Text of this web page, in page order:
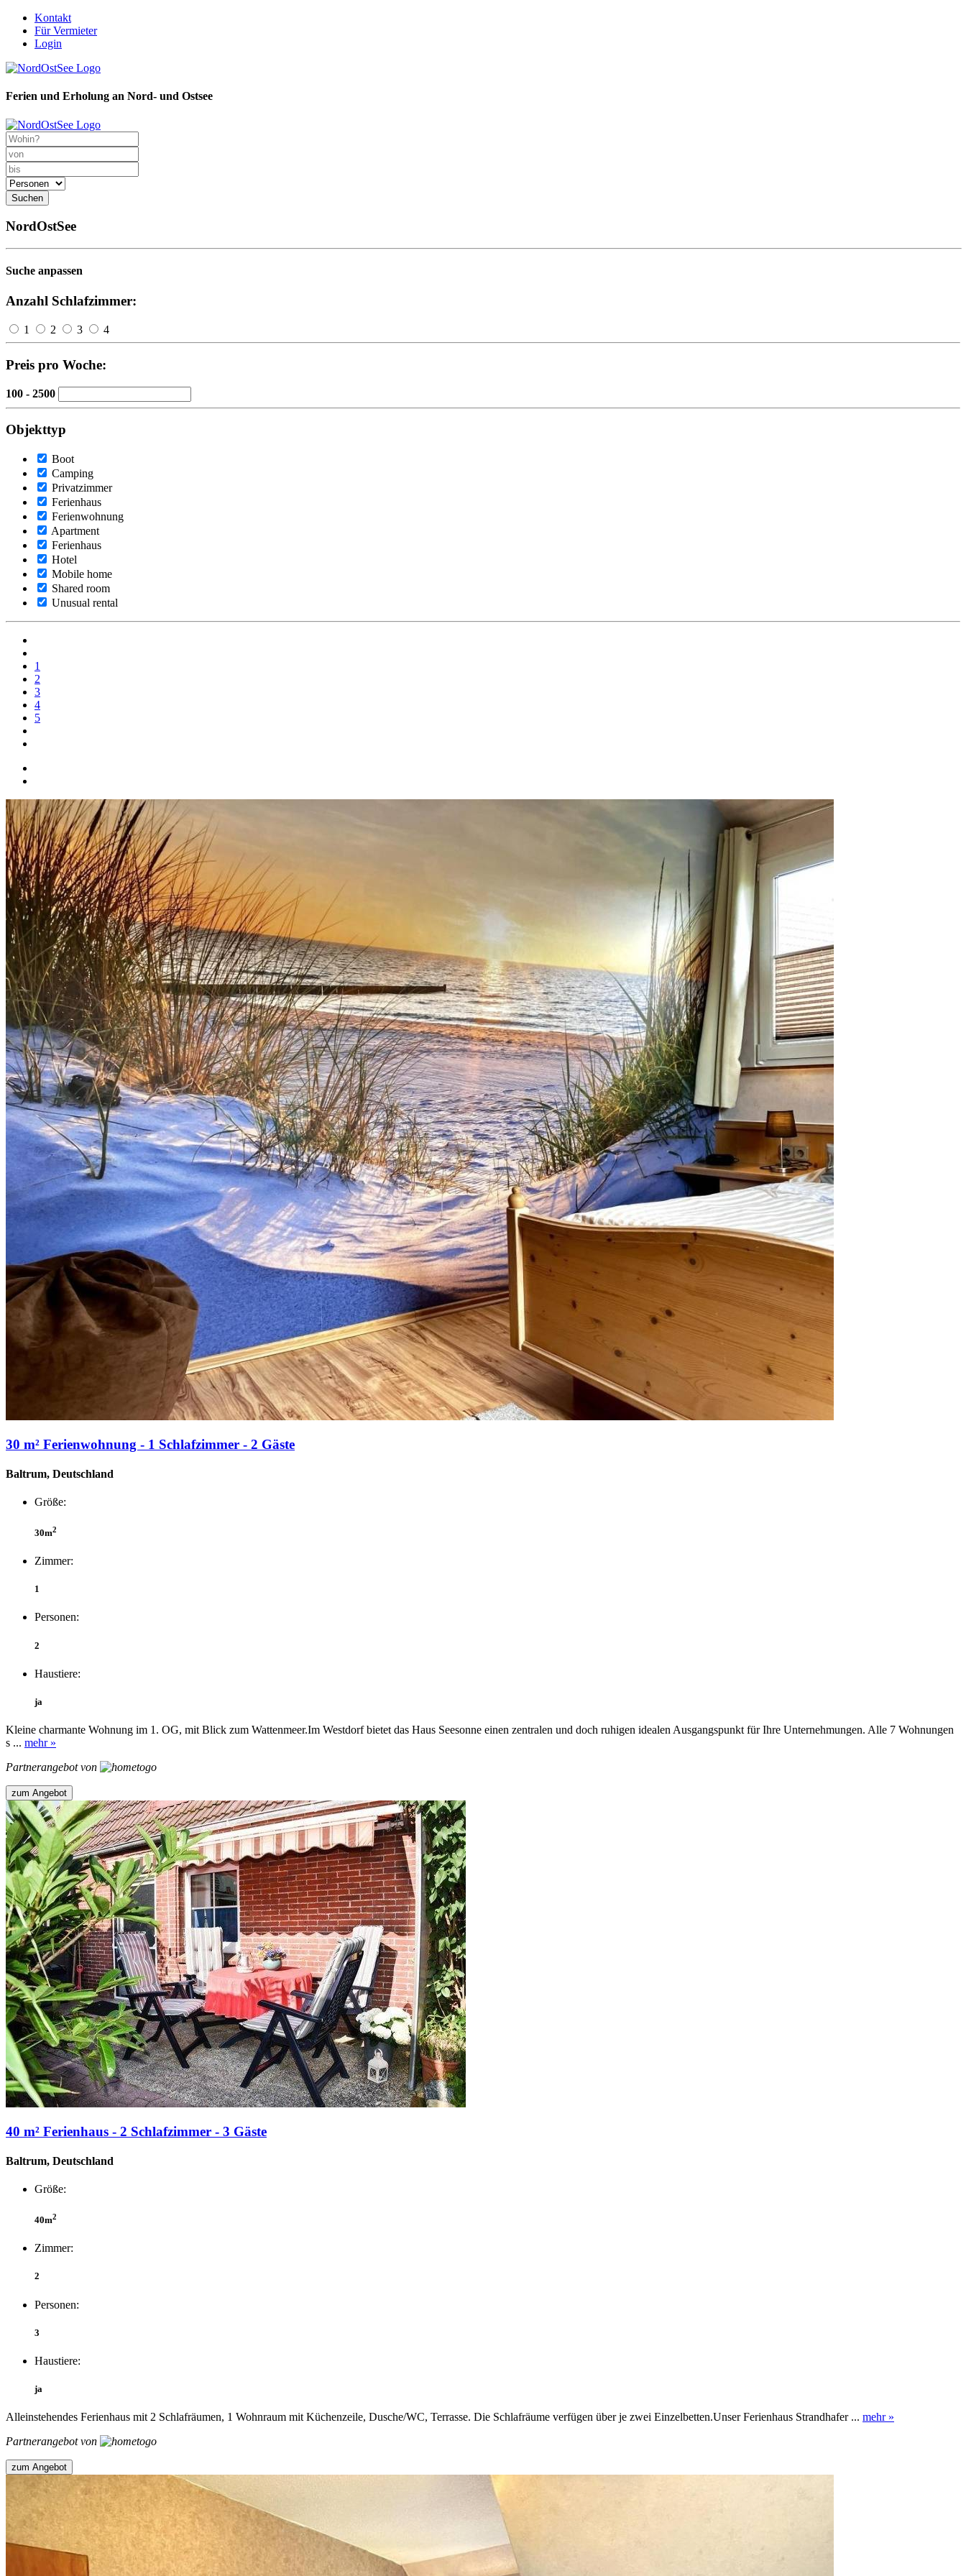
Kontakt
Für Vermieter
Login
Ferien und Erholung an Nord- und Ostsee
Suchen
NordOstSee
Suche anpassen
Anzahl Schlafzimmer:
1 2 3 4
Preis pro Woche:
100 - 2500
Objekttyp
Boot
Camping
Privatzimmer
Ferienhaus
Ferienwohnung
Apartment
Ferienhaus
Hotel
Mobile home
Shared room
Unusual rental
1
2
3
4
5
30 m² Ferienwohnung - 1 Schlafzimmer - 2 Gäste
Baltrum, Deutschland
Größe:
30m2
Zimmer:
1
Personen:
2
Haustiere:
ja
Kleine charmante Wohnung im 1. OG, mit Blick zum Wattenmeer.Im Westdorf bietet das Haus Seesonne einen zentralen und doch ruhigen idealen Ausgangspunkt für Ihre Unternehmungen. Alle 7 Wohnungen
s ... mehr »
Partnerangebot von
zum Angebot
40 m² Ferienhaus - 2 Schlafzimmer - 3 Gäste
Baltrum, Deutschland
Größe:
40m2
Zimmer:
2
Personen:
3
Haustiere:
ja
Alleinstehendes Ferienhaus mit 2 Schlafräumen, 1 Wohnraum mit Küchenzeile, Dusche/WC, Terrasse. Die Schlafräume verfügen über je zwei Einzelbetten.Unser Ferienhaus Strandhafer ... mehr »
Partnerangebot von
zum Angebot